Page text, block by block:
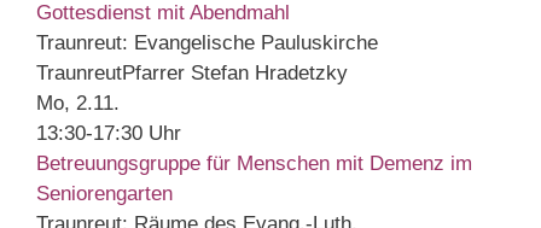
Gottesdienst mit Abendmahl
Traunreut: Evangelische Pauluskirche
TraunreutPfarrer Stefan Hradetzky
Mo, 2.11.
13:30-17:30 Uhr
Betreuungsgruppe für Menschen mit Demenz im
Seniorengarten